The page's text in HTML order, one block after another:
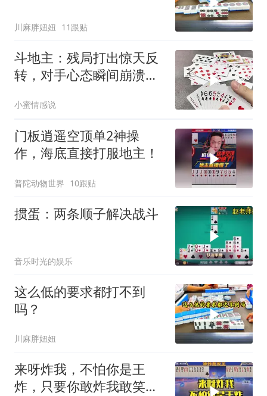
川麻胖妞妞 11跟贴
斗地主：残局打出惊天反
转，对手心态瞬间崩溃，
小蜜情感说
门板逍遥空顶单2神操
作，海底直接打服地主！
普陀动物世界 10跟贴
掼蛋：两条顺子解决战斗
音乐时光的娱乐
这么低的要求都打不到
吗？
川麻胖妞妞
来呀炸我，不怕你是王
炸，只要你敢炸我敢笑给